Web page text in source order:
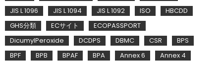
JIS L 1096
JIS L 1094 JIS L 1092 ISO
HBCDD
GHS分類
ECサイト
ECOPASSPORT
DicumylPeroxide
DCDPS DBMC CSR
BPS
BPF
BPB BPAF BPA Annex 6 Annex 4